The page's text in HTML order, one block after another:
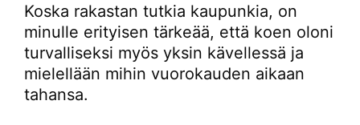
Koska rakastan tutkia kaupunkia, on
minulle erityisen tärkeää, että koen oloni
turvalliseksi myös yksin kävellessä ja
mielellään mihin vuorokauden aikaan
tahansa.